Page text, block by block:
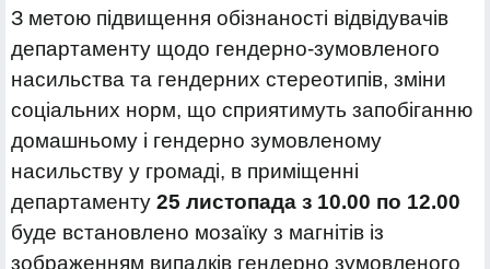
З метою підвищення обізнаності відвідувачів
департаменту щодо гендерно-зумовленого
насильства та гендерних стереотипів, зміни
соціальних норм, що сприятимуть запобіганню
домашньому і гендерно зумовленому
насильству у громаді, в приміщенні
департаменту 25 листопада з 10.00 по 12.00
буде встановлено мозаїку з магнітів із
зображенням випадків гендерно зумовленого